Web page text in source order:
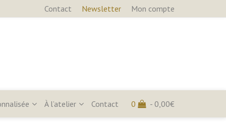
Contact Newsletter Mon compte
À l’atelier Contact 0 - 0,00€